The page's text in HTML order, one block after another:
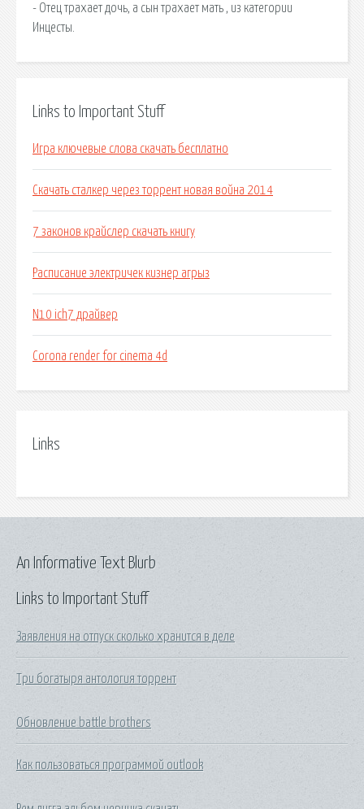
- Отец трахает дочь, а сын трахает мать , из категории
Инцесты.
Links to Important Stuff
Игра ключевые слова скачать бесплатно
Скачать сталкер через торрент новая война 2014
7 законов крайслер скачать книгу
Расписание электричек кизнер агрыз
N10 ich7 драйвер
Corona render for cinema 4d
Links
Links to Important Stuff
Заявления на отпуск сколько хранится в деле
Три богатыря антология торрент
Обновление battle brothers
Как пользоваться программой outlook
An Informative Text Blurb